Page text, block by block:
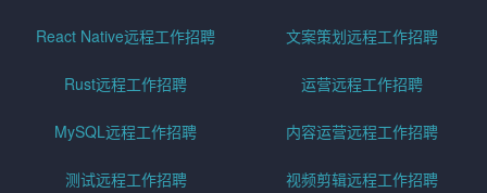
React Native远程工作招聘 文案策划远程工作招聘
Rust远程工作招聘 运营远程工作招聘
MySQL远程工作招聘 内容运营远程工作招聘
测试远程工作招聘 视频剪辑远程工作招聘